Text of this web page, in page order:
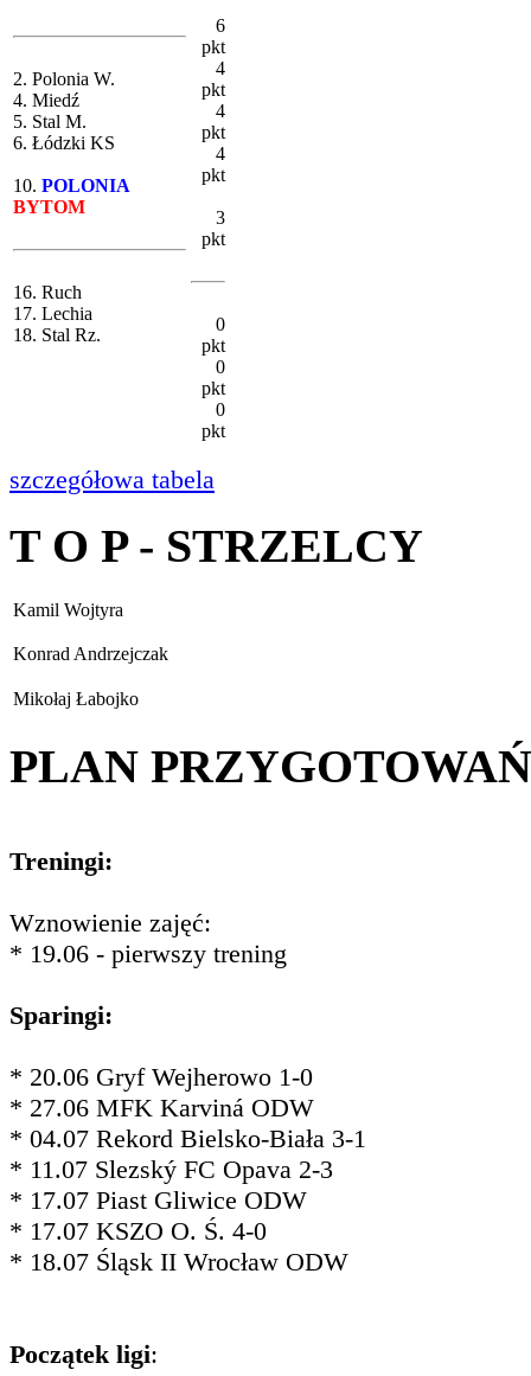
2. Polonia W.
4. Miedź
5. Stal M.
6. Łódzki KS
10. POLONIA
BYTOM
16. Ruch
17. Lechia
18. Stal Rz.
6
pkt
4
pkt
4
pkt
4
pkt
3
pkt
0
pkt
0
pkt
0
pkt
szczegółowa tabela
T O P - STRZELCY
Kamil Wojtyra
Konrad Andrzejczak
Mikołaj Łabojko
PLAN PRZYGOTOWAŃ
Treningi:
Wznowienie zajęć:
* 19.06 - pierwszy trening
Sparingi:
* 20.06 Gryf Wejherowo 1-0
* 27.06 MFK Karviná ODW
* 04.07 Rekord Bielsko-Biała 3-1
* 11.07 Slezský FC Opava 2-3
* 17.07 Piast Gliwice ODW
* 17.07 KSZO O. Ś. 4-0
* 18.07 Śląsk II Wrocław ODW
Początek ligi: